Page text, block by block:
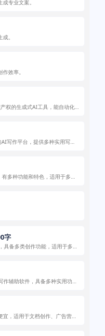
专业文案。
。
效率。
权的生成式AI工具，能自动化
写作平台，提供多种实用写作
多种功能和特色，适用于多种
字
备多类创作功能，适用于多场
辅助软件，具备多种实用功
，适用于文档创作、广告营销